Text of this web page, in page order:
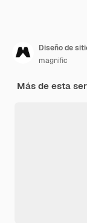
Diseño de
magnific
Más de esta